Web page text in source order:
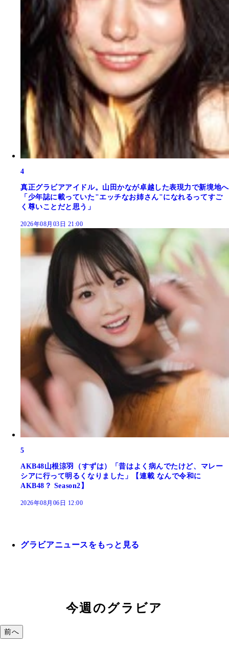
4
真正グラビアアイドル。山田かなが卓越した表現力で新境地へ
「少年誌に載っていた"エッチなお姉さん"になれるってすご
く尊いことだと思う」
2026年08月03日 21:00
5
AKB48山根涼羽（すずは）「昔はよく病んでたけど、マレー
シアに行って明るくなりました」【連載 なんで令和に
AKB48？ Season2】
2026年08月06日 12:00
グラビアニュースをもっと見る
今週のグラビア
前へ